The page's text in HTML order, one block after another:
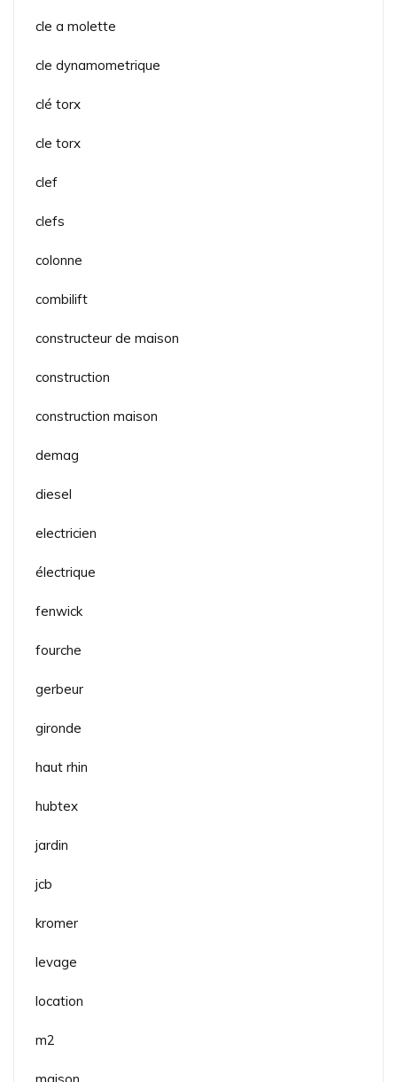
cle a molette
cle dynamometrique
clé torx
cle torx
clef
clefs
colonne
combilift
constructeur de maison
construction
construction maison
demag
diesel
electricien
électrique
fenwick
fourche
gerbeur
gironde
haut rhin
hubtex
jardin
jcb
kromer
levage
location
m2
maison